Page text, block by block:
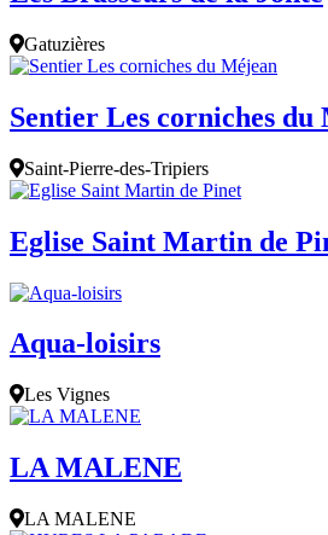
Gatuzières
Sentier Les corniches du
Saint-Pierre-des-Tripiers
Eglise Saint Martin de
Aqua-loisirs
Les Vignes
LA MALENE
LA MALENE